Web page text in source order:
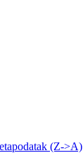
(Z->A)